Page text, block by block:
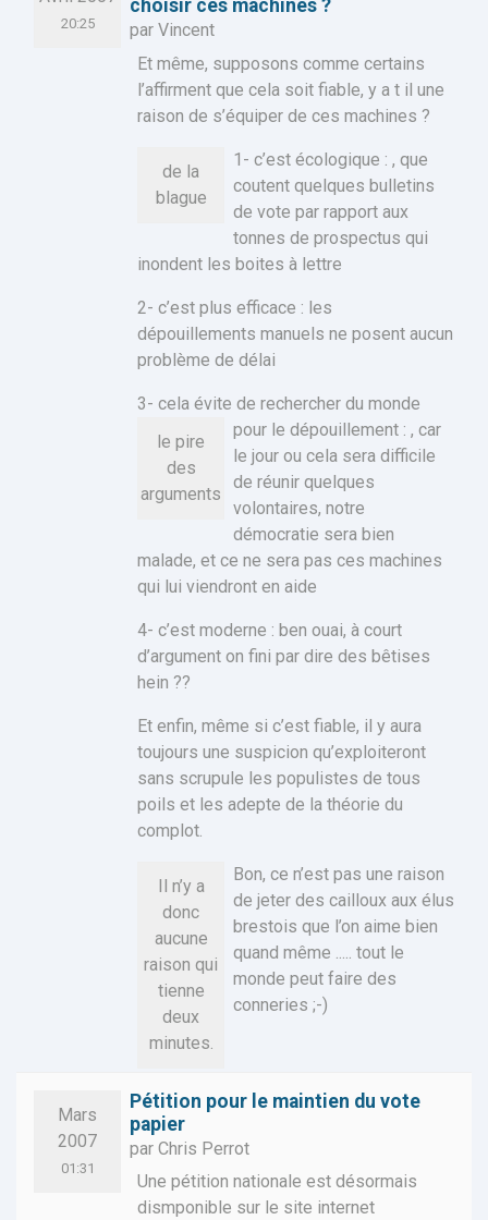
20:25
choisir ces machines ?
par Vincent
Et même, supposons comme certains
l’affirment que cela soit fiable, y a t il une
raison de s’équiper de ces machines ?
1- c’est écologique :
de la
blague
, que
coutent quelques bulletins
de vote par rapport aux
tonnes de prospectus qui
inondent les boites à lettre
2- c’est plus efficace : les
dépouillements manuels ne posent aucun
problème de délai
3- cela évite de rechercher du monde
pour le dépouillement :
le pire
des
arguments
, car
le jour ou cela sera difficile
de réunir quelques
volontaires, notre
démocratie sera bien
malade, et ce ne sera pas ces machines
qui lui viendront en aide
4- c’est moderne : ben ouai, à court
d’argument on fini par dire des bêtises
hein ??
Et enfin, même si c’est fiable, il y aura
toujours une suspicion qu’exploiteront
sans scrupule les populistes de tous
poils et les adepte de la théorie du
complot.
Il n’y a
donc
aucune
raison qui
tienne
deux
minutes.
Bon, ce n’est pas une raison
de jeter des cailloux aux élus
brestois que l’on aime bien
quand même ..... tout le
monde peut faire des
conneries ;-)
Mars
2007
01:31
Pétition pour le maintien du vote
papier
par Chris Perrot
Une pétition nationale est désormais
dismponible sur le site internet